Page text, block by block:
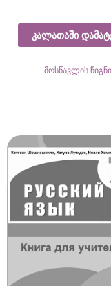
კალათაში
მოსწავლის წიგნი